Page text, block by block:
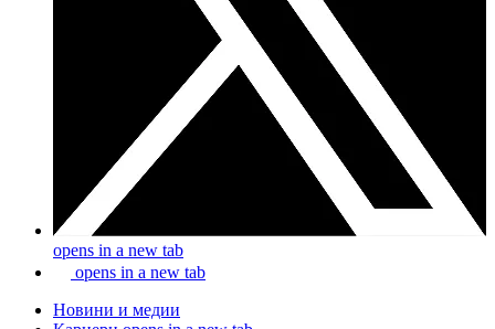
opens in a new tab
opens in a new tab
Новини и медии